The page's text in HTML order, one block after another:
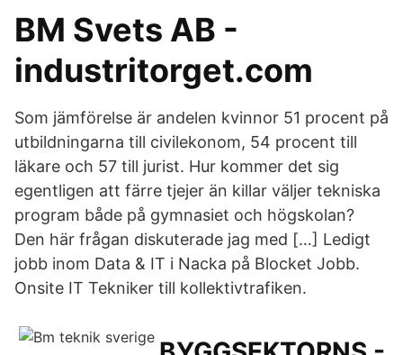
BM Svets AB -
industritorget.com
Som jämförelse är andelen kvinnor 51 procent på
utbildningarna till civilekonom, 54 procent till
läkare och 57 till jurist. Hur kommer det sig
egentligen att färre tjejer än killar väljer tekniska
program både på gymnasiet och högskolan?
Den här frågan diskuterade jag med […] Ledigt
jobb inom Data & IT i Nacka på Blocket Jobb.
Onsite IT Tekniker till kollektivtrafiken.